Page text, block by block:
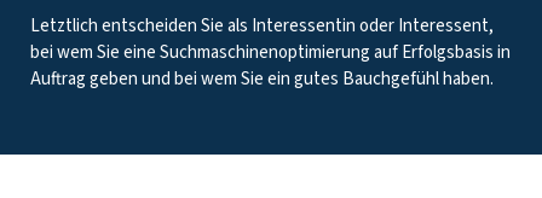
Letztlich entscheiden Sie als Interessentin oder Interessent,
bei wem Sie eine Suchmaschinenoptimierung auf Erfolgsbasis in
Auftrag geben und bei wem Sie ein gutes Bauchgefühl haben.